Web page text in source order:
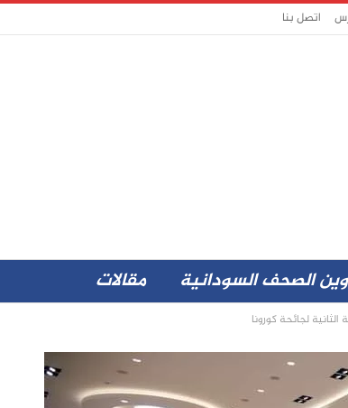
اتصل بنا
الصحف السودانية مقالات
لجائحة كورونا